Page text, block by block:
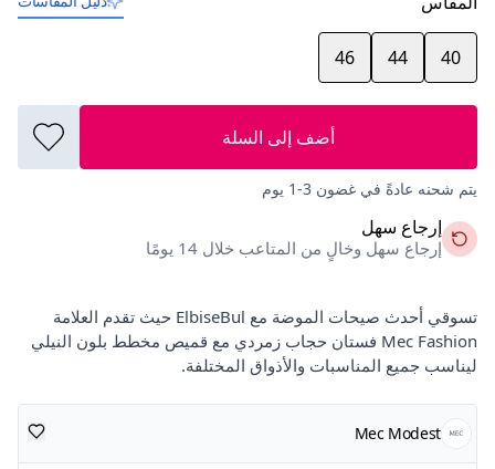
40
44
46
أضف إلى السلة
يتم شحنه عادةً في غضون 3-1 يوم
إرجاع سهل
إرجاع سهل وخالٍ من المتاعب خلال 14 يومًا
تسوقي أحدث صيحات الموضة مع ElbiseBul حيث تقدم العلامة
Mec Fashion فستان حجاب زمردي مع قميص مخطط بلون النيلي
ليناسب جميع المناسبات والأذواق المختلفة.
Mec Modest